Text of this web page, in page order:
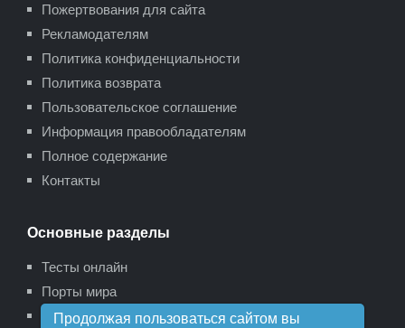
Пожертвования для сайта
Рекламодателям
Политика конфиденциальности
Политика возврата
Пользовательское соглашение
Информация правообладателям
Полное содержание
Контакты
Основные разделы
Тесты онлайн
Порты мира
Карта сайта
Продолжая пользоваться сайтом вы